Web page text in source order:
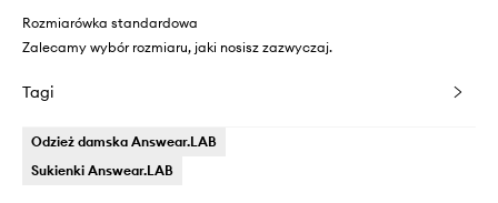
Rozmiarówka standardowa
Zalecamy wybór rozmiaru, jaki nosisz zazwyczaj.
Tagi
Odzież damska Answear.LAB
Sukienki Answear.LAB